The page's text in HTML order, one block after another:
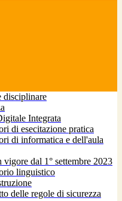
disciplinare
Integrata
di esecitazione pratica
di informatica e dell'aula
dal 1° settembre 2023
linguistico
delle regole di sicurezza